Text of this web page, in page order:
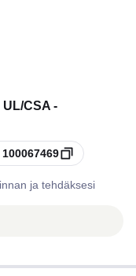
CSA -
100067469
ja tehdäksesi